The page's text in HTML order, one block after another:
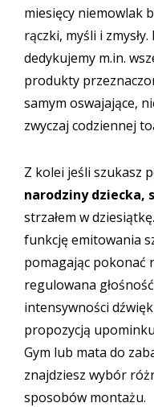
miesięcy niemowlak
rączki, myśli i
dedykujemy m.in.
produkty
samym oswajające,
zwyczaj codziennej
Z kolei jeśli szukasz
narodziny dziecka,
strzałem w
funkcję emitowania
pomagając pokonać
regulowana
intensywności
propozycją
Gym lub mata do
znajdziesz wybór
sposobów montażu.